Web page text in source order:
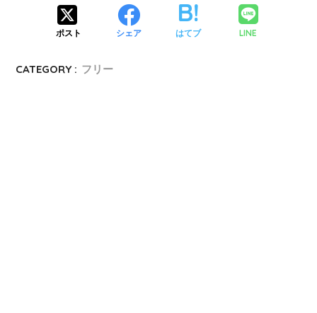
ポスト シェア はてブ LINE
CATEGORY : フリー